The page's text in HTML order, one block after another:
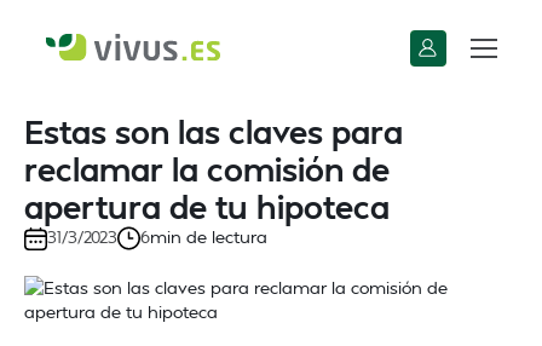
Estas son las claves para
reclamar la comisión de
apertura de tu hipoteca
31/3/2023 6min de lectura